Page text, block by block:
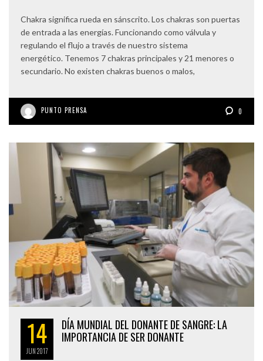
Chakra significa rueda en sánscrito. Los chakras son puertas
de entrada a las energías. Funcionando como válvula y
regulando el flujo a través de nuestro sistema
energético. Tenemos 7 chakras principales y 21 menores o
secundario. No existen chakras buenos o malos,
PUNTO PRENSA 0
14
JUN2017
DÍA MUNDIAL DEL DONANTE DE SANGRE: LA
IMPORTANCIA DE SER DONANTE